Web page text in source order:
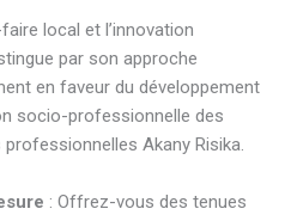
local et l’innovation
par son approche
en faveur du développement
socio-professionnelle des
Akany Risika.
: Offrez-vous des tenues